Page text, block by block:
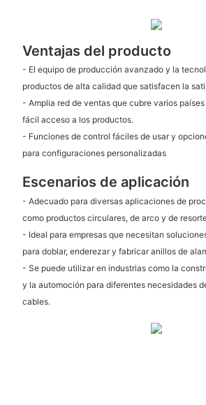
Ventajas del producto
- El equipo de producción avanzado y la
productos de alta calidad que satisfacen la
- Amplia red de ventas que cubre varios
fácil acceso a los productos.
- Funciones de control fáciles de usar y
para configuraciones personalizadas
Escenarios de aplicación
- Adecuado para diversas aplicaciones de
como productos circulares, de arco y de
- Ideal para empresas que necesitan
para doblar, enderezar y fabricar anillos de
- Se puede utilizar en industrias como la
y la automoción para diferentes necesidades
cables.